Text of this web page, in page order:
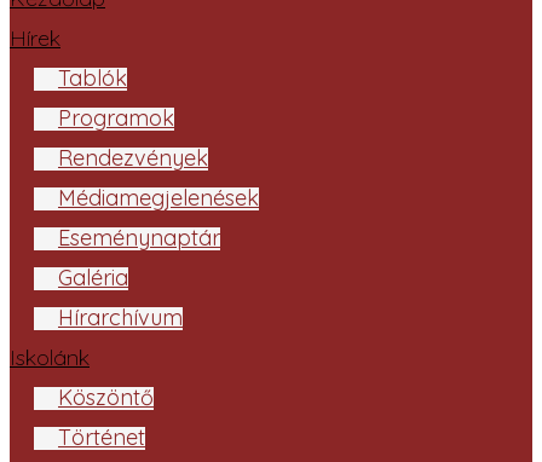
Hírek
Tablók
Programok
Rendezvények
Médiamegjelenések
Eseménynaptár
Galéria
Hírarchívum
Iskolánk
Köszöntő
Történet